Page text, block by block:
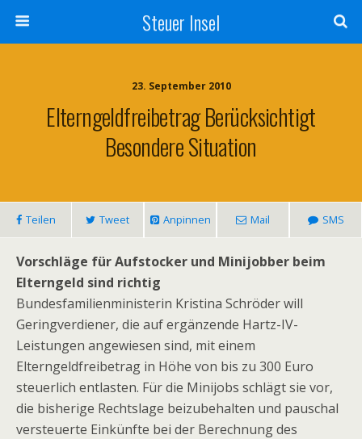
Steuer Insel
23. September 2010
Elterngeldfreibetrag Berücksichtigt
Besondere Situation
Teilen Tweet Anpinnen Mail SMS
Vorschläge für Aufstocker und Minijobber beim
Elterngeld sind richtig
Bundesfamilienministerin Kristina Schröder will
Geringverdiener, die auf ergänzende Hartz-IV-
Leistungen angewiesen sind, mit einem
Elterngeldfreibetrag in Höhe von bis zu 300 Euro
steuerlich entlasten. Für die Minijobs schlägt sie vor,
die bisherige Rechtslage beizubehalten und pauschal
versteuerte Einkünfte bei der Berechnung des